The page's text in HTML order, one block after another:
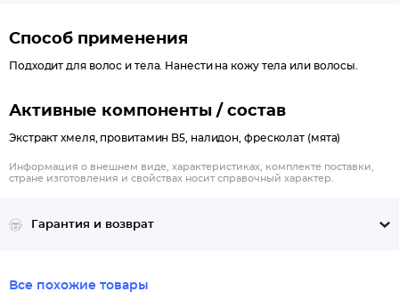
Способ применения
Подходит для волос и тела. Нанести на кожу тела или волосы.
Активные компоненты / состав
Экстракт хмеля, провитамин B5, налидон, фресколат (мята)
Информация о внешнем виде, характеристиках, комплекте поставки,
стране изготовления и свойствах носит справочный характер.
Гарантия и возврат
Все похожие товары